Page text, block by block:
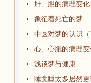
肝、胆的病理变化
象征着死亡的梦
中医对梦的认识（
心、心胞的病理变
浅谈梦与健康
睡觉睡太多居然